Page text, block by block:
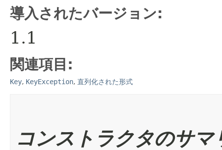
導入されたバージョン:
1.1
関連項目:
Key, KeyException, 直列化された形式
コンストラクタのサマ